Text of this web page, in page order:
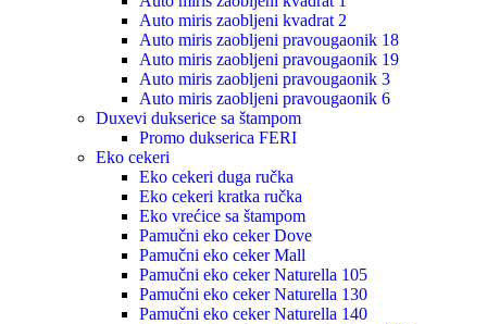
Auto miris zaobljeni kvadrat 2
Auto miris zaobljeni pravougaonik 18
Auto miris zaobljeni pravougaonik 19
Auto miris zaobljeni pravougaonik 3
Auto miris zaobljeni pravougaonik 6
Duxevi dukserice sa štampom
Promo dukserica FERI
Eko cekeri
Eko cekeri duga ručka
Eko cekeri kratka ručka
Eko vrećice sa štampom
Pamučni eko ceker Dove
Pamučni eko ceker Mall
Pamučni eko ceker Naturella 105
Pamučni eko ceker Naturella 130
Pamučni eko ceker Naturella 140